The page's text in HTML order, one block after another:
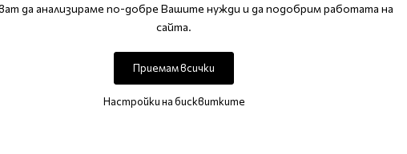
ОТЗИВИ (0)
да анализираме по-добре Вашите нужди и да подобрим работата на
сайта.
Приемам всички
Настройки на бисквитките